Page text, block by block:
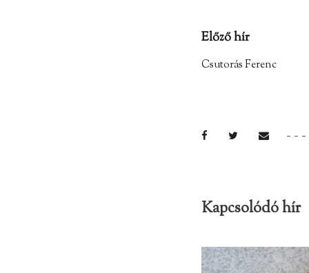
Előző hír
Csutorás Ferenc
Kapcsolódó hír